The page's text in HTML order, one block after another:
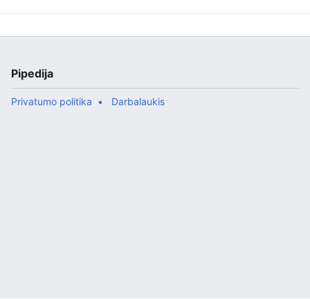
slėpimas, o kai kuriais atvejais dar ir prasčiau -
Pipedija
Privatumo politika Darbalaukis